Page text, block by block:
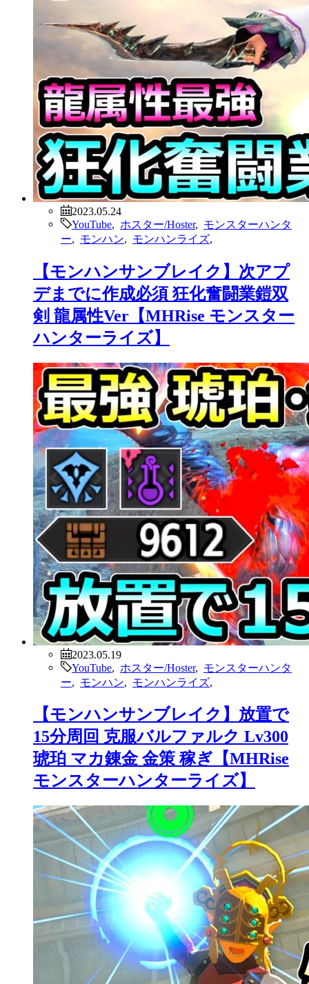
2023.05.24
YouTube
ホスター/Hoster, モンスターハンタ
ー
モンハン モンハンライズ
【モンハンサンブレイク】次アプ
デまでに作成必須 狂化奮闘業鎧双
剣 龍属性Ver【MHRise モンスター
ハンターライズ】
2023.05.19
YouTube
ホスター/Hoster, モンスターハンタ
ー
モンハン モンハンライズ
【モンハンサンブレイク】放置で
15分周回 克服バルファルク Lv300
琥珀 マカ錬金 金策 稼ぎ【MHRise
モンスターハンターライズ】